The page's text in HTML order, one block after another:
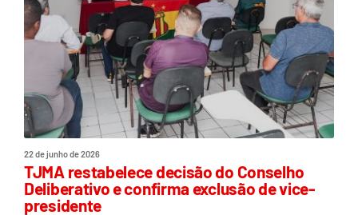
22 de junho de 2026
TJMA restabelece decisão do Conselho
Deliberativo e confirma exclusão de vice-
presidente